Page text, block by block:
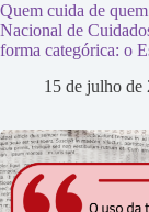
Quem cuida de
Nacional de
forma categórica: o
15 de julho de